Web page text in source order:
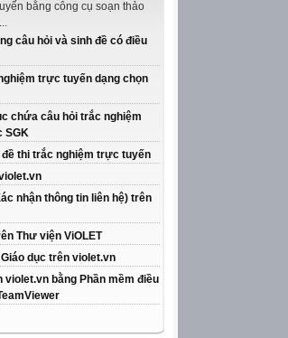
bằng công cụ soạn thảo
câu hỏi và sinh đề có điều
trực tuyến dạng chọn
chứa câu hỏi trắc nghiệm
SGK
thi trắc nghiệm trực tuyến
nhận thông tin liên hệ) trên
Thư viện ViOLET
dục trên violet.vn
bằng Phần mềm điều